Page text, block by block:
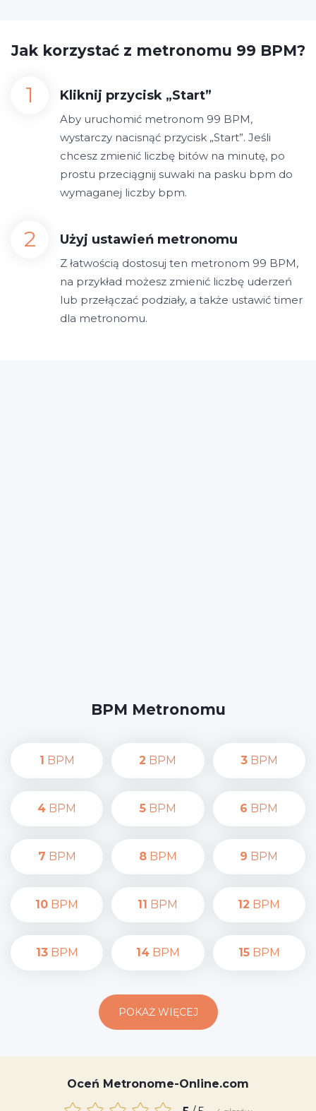
Jak korzystać z metronomu 99 BPM?
Kliknij przycisk „Start”
Aby uruchomić metronom 99 BPM,
wystarczy nacisnąć przycisk „Start”. Jeśli
chcesz zmienić liczbę bitów na minutę, po
prostu przeciągnij suwaki na pasku bpm do
wymaganej liczby bpm.
Użyj ustawień metronomu
Z łatwością dostosuj ten metronom 99 BPM,
na przykład możesz zmienić liczbę uderzeń
lub przełączać podziały, a także ustawić timer
dla metronomu.
BPM Metronomu
1 BPM 2 BPM 3BPM
4 BPM 5BPM 6 BPM
7 BPM 8BPM 9 BPM
10 BPM 11 BPM 12 BPM
13BPM 14BPM 15BPM
POKAŻ WIĘCEJ
Oceń Metronome-Online.com